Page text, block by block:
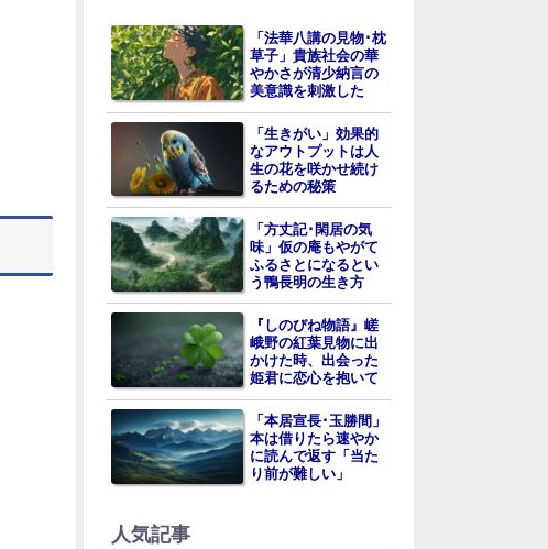
「法華八講の見物･枕
草子」貴族社会の華
やかさが清少納言の
美意識を刺激した
「生きがい」効果的
なアウトプットは人
生の花を咲かせ続け
るための秘策
「方丈記･閑居の気
味」仮の庵もやがて
ふるさとになるとい
う鴨長明の生き方
『しのびね物語』嵯
峨野の紅葉見物に出
かけた時、出会った
姫君に恋心を抱いて
「本居宣長･玉勝間」
本は借りたら速やか
に読んで返す「当た
り前が難しい」
人気記事